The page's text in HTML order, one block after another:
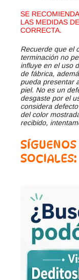
SE
LAS MEDIDAS
CORRECTA.
Recuerde que el
terminación no
influye en el uso
de fábrica,
pueda presentar
piel. No es un
desgaste por el
considera
del color
recibido,
SÍGUENOS
SOCIALES: